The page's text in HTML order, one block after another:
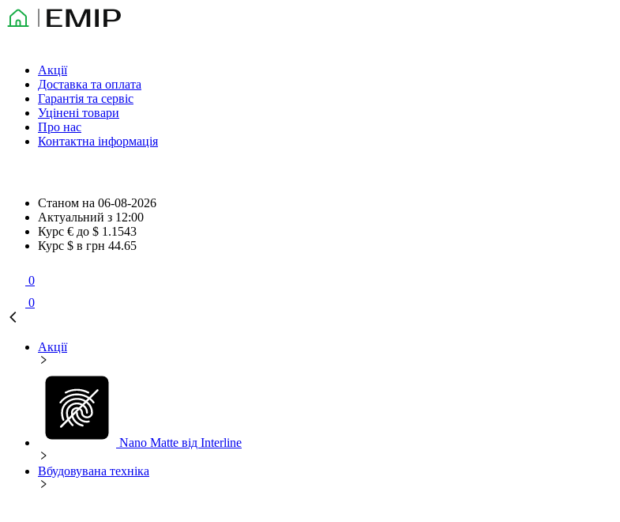
Акції
Доставка та оплата
Гарантія та сервіс
Уцінені товари
Про нас
Контактна інформація
Станом на 06-08-2026
Актуальний з 12:00
Курс € до $ 1.1543
Курс $ в грн 44.65
0
0
Акції
Nano Matte від Interline
Вбудовувана техніка